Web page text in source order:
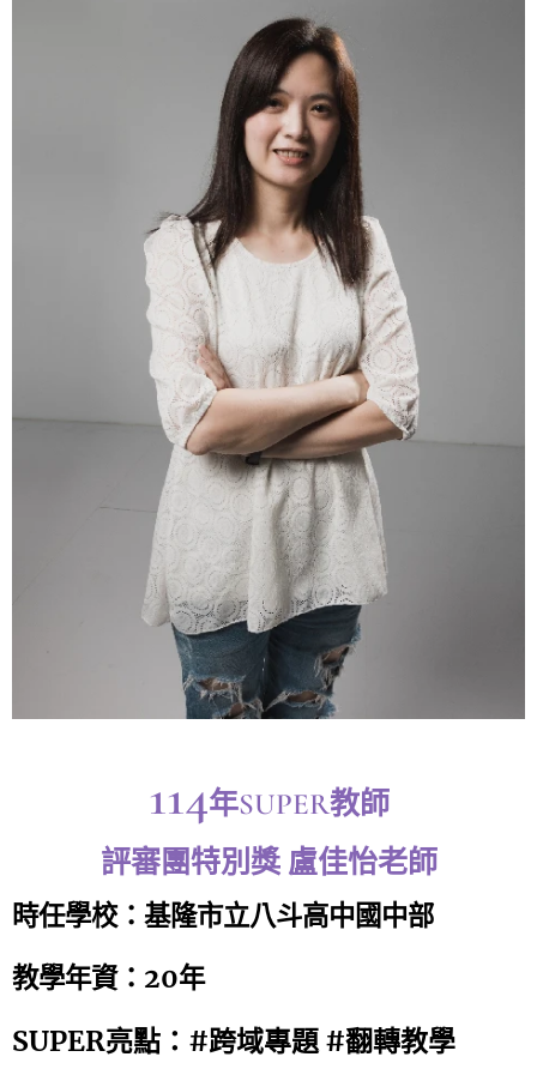
114年SUPER教師
評審團特別獎 盧佳怡老師
時任學校： 基隆市立八斗高中國中部
教學年資：20年
SUPER亮點： #跨域專題 #翻轉教學